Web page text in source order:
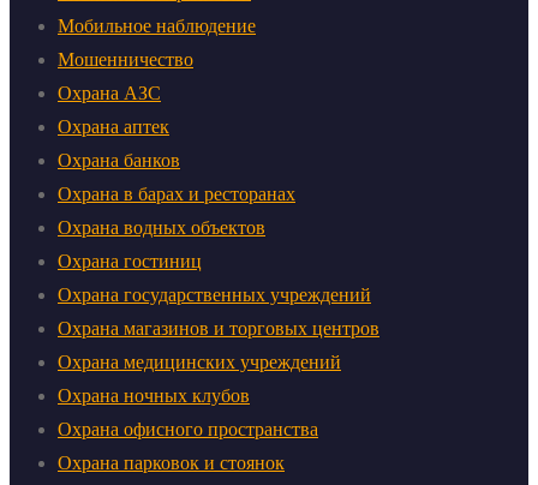
Мобильное наблюдение
Мошенничество
Охрана АЗС
Охрана аптек
Охрана банков
Охрана в барах и ресторанах
Охрана водных объектов
Охрана гостиниц
Охрана государственных учреждений
Охрана магазинов и торговых центров
Охрана медицинских учреждений
Охрана ночных клубов
Охрана офисного пространства
Охрана парковок и стоянок